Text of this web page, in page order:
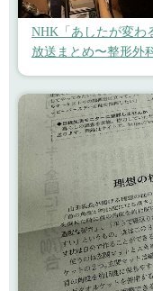
NHK「あしたが変わ
放送まとめ〜整形外